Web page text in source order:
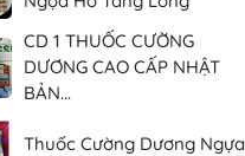
CD 1 THUỐC CƯỜNG
DƯƠNG CAO CẤP NHẬT
BẢN...
Thuốc Cường Dương Ngựa